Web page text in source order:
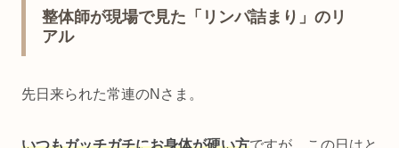
整体師が現場で見た「リンパ詰まり」のリ
アル
先日来られた常連のNさま。
いつもガッチガチにお身体が硬い方ですが、この日はと